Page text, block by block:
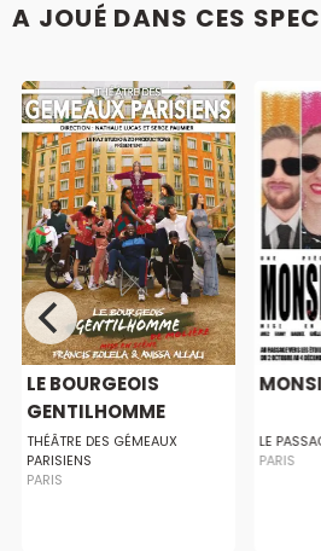
A JOUÉ DANS CES
LE BOURGEOIS
GENTILHOMME
THÉÂTRE DES GÉMEAUX
PARISIENS
PARIS
LE
PARIS